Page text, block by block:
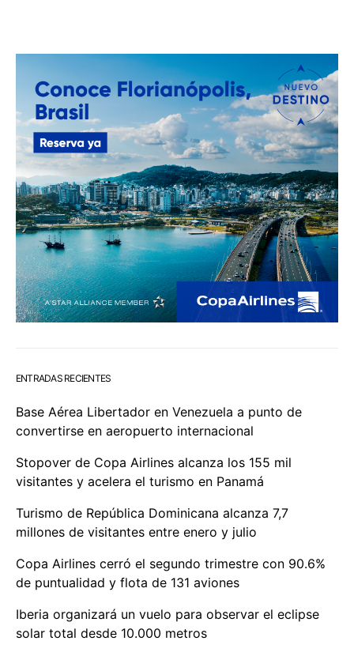
ENTRADAS RECIENTES
Base Aérea Libertador en Venezuela a punto de
convertirse en aeropuerto internacional
Stopover de Copa Airlines alcanza los 155 mil
visitantes y acelera el turismo en Panamá
Turismo de República Dominicana alcanza 7,7
millones de visitantes entre enero y julio
Copa Airlines cerró el segundo trimestre con 90.6%
de puntualidad y flota de 131 aviones
Iberia organizará un vuelo para observar el eclipse
solar total desde 10.000 metros